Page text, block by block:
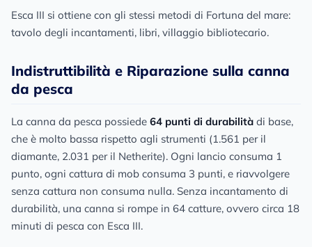
Esca III si ottiene con gli stessi metodi di Fortuna del mare:
tavolo degli incantamenti, libri, villaggio bibliotecario.
Indistruttibilità e Riparazione sulla canna
da pesca
La canna da pesca possiede 64 punti di durabilità di base,
che è molto bassa rispetto agli strumenti (1.561 per il
diamante, 2.031 per il Netherite). Ogni lancio consuma 1
punto, ogni cattura di mob consuma 3 punti, e riavvolgere
senza cattura non consuma nulla. Senza incantamento di
durabilità, una canna si rompe in 64 catture, ovvero circa 18
minuti di pesca con Esca III.